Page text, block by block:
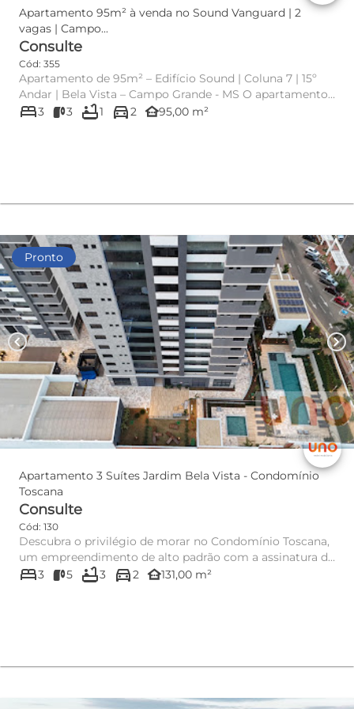
Apartamento 95m² à venda no Sound Vanguard | 2
vagas | Campo...
Consulte
Cód: 355
Apartamento de 95m² – Edifício Sound | Coluna 7 | 15º
Andar | Bela Vista – Campo Grande - MS O apartamento
de 95m² ...
bed3 3 bathtub1 directions_car2 other_houses95,00 m²
Pronto
chevron_left chevron_right
Apartamento 3 Suítes Jardim Bela Vista - Condomínio
Toscana
Consulte
Cód: 130
Descubra o privilégio de morar no Condomínio Toscana,
um empreendimento de alto padrão com a assinatura de
qualidade Pla...
bed3 5 bathtub3 directions_car2 other_houses131,00 m²